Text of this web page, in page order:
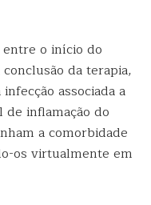
o início do
da terapia,
associada a
inflamação do
a comorbidade
os virtualmente em